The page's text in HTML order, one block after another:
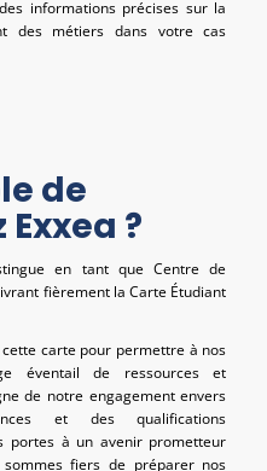
informations précises sur la
des métiers dans votre cas
de
?
en tant que Centre de
fièrement la Carte Étudiant
cette carte pour permettre à nos
éventail de ressources et
de notre engagement envers
et des qualifications
portes à un avenir prometteur
fiers de préparer nos